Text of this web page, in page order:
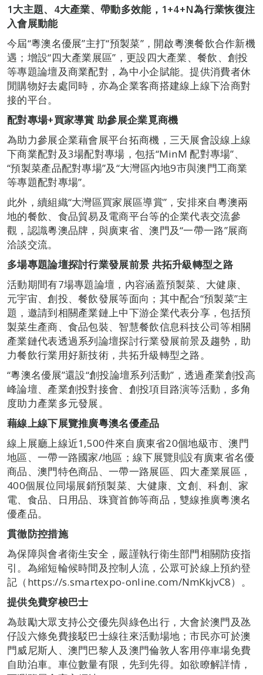
1大主題、4大產業、帶動多效能，1+4+N為行業恢復注
入會展動能
今屆“粵澳名優展”主打“預製菜”，開啟粵澳餐飲合作新機
遇；增設“四大產業展區”，更設四大產業、餐飲、創投
等專題論壇及商業配對，為中小企賦能。提供消費者休
閒購物好去處同時，亦為企業客商搭建線上線下洽商對
接的平台。
配對專場+買家導賞 助參展企業覓商機
為助力參展企業藉會展平台拓商機，三天展會設線上線
下商業配對及3場配對專場，包括“MinM 配對專場”、
“預製菜產品配對專場”及“大灣區內地9市與澳門工商業
等專題配對專場”。
此外，續組織“大灣區買家展區導賞”，安排來自粵澳兩
地的餐飲、食品貿易及電商平台等的企業代表交流參
觀，認識粵澳品牌，與廣東省、澳門及“一帶一路”展商
洽談交流。
多場專題論壇探討行業發展前景 共拓升級轉型之路
活動期間有7場專題論壇，內容涵蓋預製菜、大健康、
元宇宙、創投、餐飲發展等面向；其中配合“預製菜”主
題，邀請到相關產業鏈上中下游企業代表分享，包括預
製菜生產商、食品包裝、智慧餐飲信息科技公司等相關
產業鏈代表透過系列論壇探討行業發展前景及趨勢，助
力餐飲行業用好新技術，共拓升級轉型之路。
“粵澳名優展”還設“創投論壇系列活動”，透過產業創投高
峰論壇、產業創投對接會、創投項目路演等活動，多角
度助力產業多元發展。
藉線上線下展覽推廣粵澳名優產品
線上展廳上線近1,500件來自廣東省20個地級市、澳門
地區、一帶一路國家/地區；線下展覽則設有廣東省名優
商品、澳門特色商品、一帶一路展區、四大產業展區，
400個展位同場展銷預製菜、大健康、文創、科創、家
電、食品、日用品、珠寶首飾等商品，雙線推廣粵澳名
優產品。
貫徹防控措施
為保障與會者衛生安全，嚴謹執行衛生部門相關防疫指
引。為縮短輪候時間及控制人流，公眾可於線上預約登
記（https://s.smartexpo-online.com/NmKkjvC8）。
提供免費穿梭巴士
為鼓勵大眾支持公交優先與綠色出行，大會於澳門及氹
仔設六條免費接駁巴士線往來活動場地；市民亦可於澳
門威尼斯人、澳門巴黎人及澳門倫敦人客用停車場免費
自助泊車。車位數量有限，先到先得。如欲瞭解詳情，